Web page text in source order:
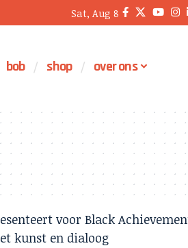
Sat, Aug 8
bob shop over ons